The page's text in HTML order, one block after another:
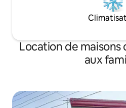
Location de maisons
aux